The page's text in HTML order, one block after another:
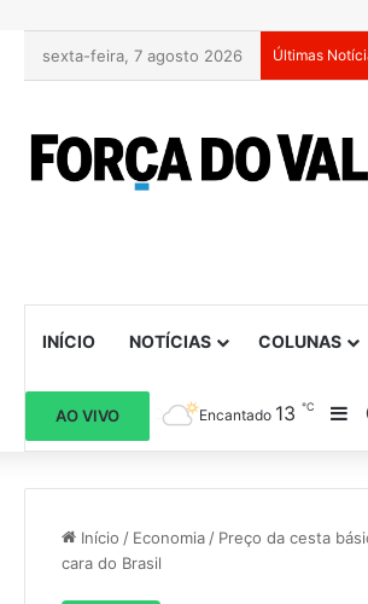
sexta-feira, 7 agosto 2026 Últimas
INÍCIO NOTÍCIAS COLUNAS
AO VIVO Encantado 13℃
Início / Economia / Preço da cesta
cara do Brasil